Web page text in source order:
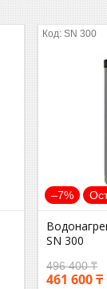
SN 300
–7%
SN 300
496 400 ₸
461 600 ₸